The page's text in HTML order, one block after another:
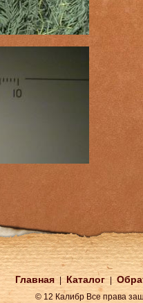
Главная Каталог
© 12 Калибр Все права